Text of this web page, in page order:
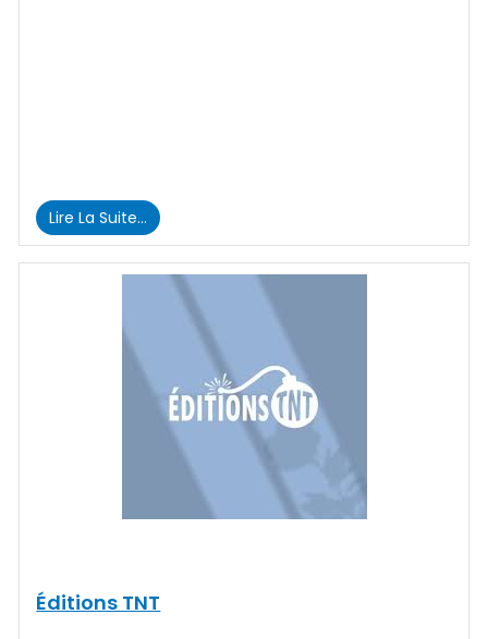
Lire La Suite…
Éditions TNT